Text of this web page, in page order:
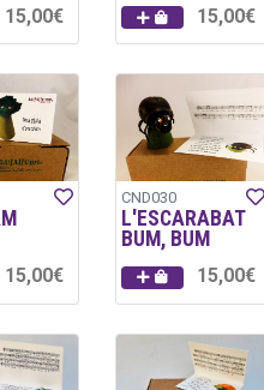
15,00€ 15,00€
15,00€
CND030
L'ESCARABAT
BUM, BUM
15,00€